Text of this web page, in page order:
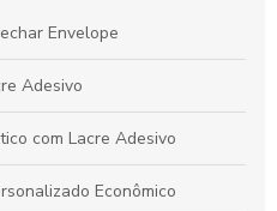
prática e eficiente para
Envelope
Adesivo
com Lacre Adesivo
Econômico